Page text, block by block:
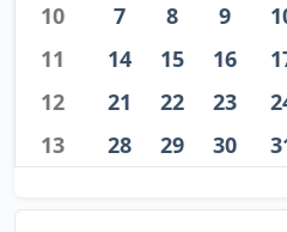
10
7 8 9
11
14 15 16
12
21 22 23
13
28 29 30